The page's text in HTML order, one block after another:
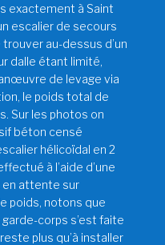
exactement à Saint
escalier de secours
au-dessus d’un
dalle étant limité,
de levage via
le poids total de
Sur les photos on
béton censé
hélicoïdal en 2
à l’aide d’une
en attente sur
poids, notons que
corps s’est faite
plus qu’à installer